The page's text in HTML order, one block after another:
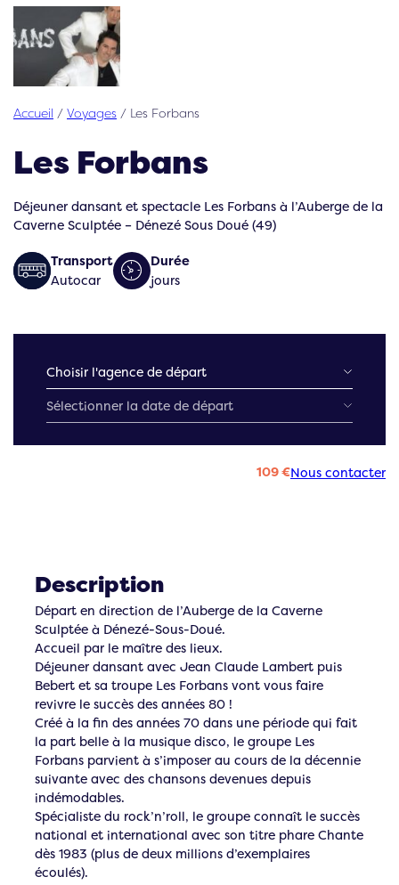
Accueil / Voyages / Les Forbans
Les Forbans
Déjeuner dansant et spectacle Les Forbans à l’Auberge de la
Caverne Sculptée – Dénezé Sous Doué (49)
Transport
Autocar
Durée
jours
109 €Nous contacter
Description
Départ en direction de l’Auberge de la Caverne
Sculptée à Dénezé-Sous-Doué.
Accueil par le maître des lieux.
Déjeuner dansant avec Jean Claude Lambert puis
Bebert et sa troupe Les Forbans vont vous faire
revivre le succès des années 80 !
Créé à la fin des années 70 dans une période qui fait
la part belle à la musique disco, le groupe Les
Forbans parvient à s’imposer au cours de la décennie
suivante avec des chansons devenues depuis
indémodables.
Spécialiste du rock’n’roll, le groupe connaît le succès
national et international avec son titre phare Chante
dès 1983 (plus de deux millions d’exemplaires
écoulés).